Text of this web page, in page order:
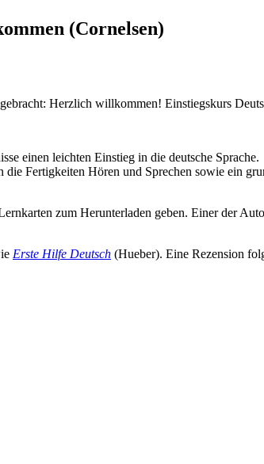
(Cornelsen)
Herzlich willkommen! Einstiegskurs
einen leichten Einstieg in die deutsche Sprache.
Fertigkeiten Hören und Sprechen sowie ein
zum Herunterladen geben. Einer der
Erste Hilfe Deutsch (Hueber). Eine Rezension